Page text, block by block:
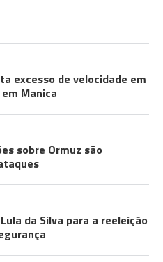
excesso de velocidade em
Manica
sobre Ormuz são
da Silva para a reeleição